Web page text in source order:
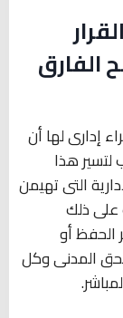
الفارق
إدارى لها أن
هذا
التى تهيمن
على ذلك
الحفظ أو
المدنى وكل